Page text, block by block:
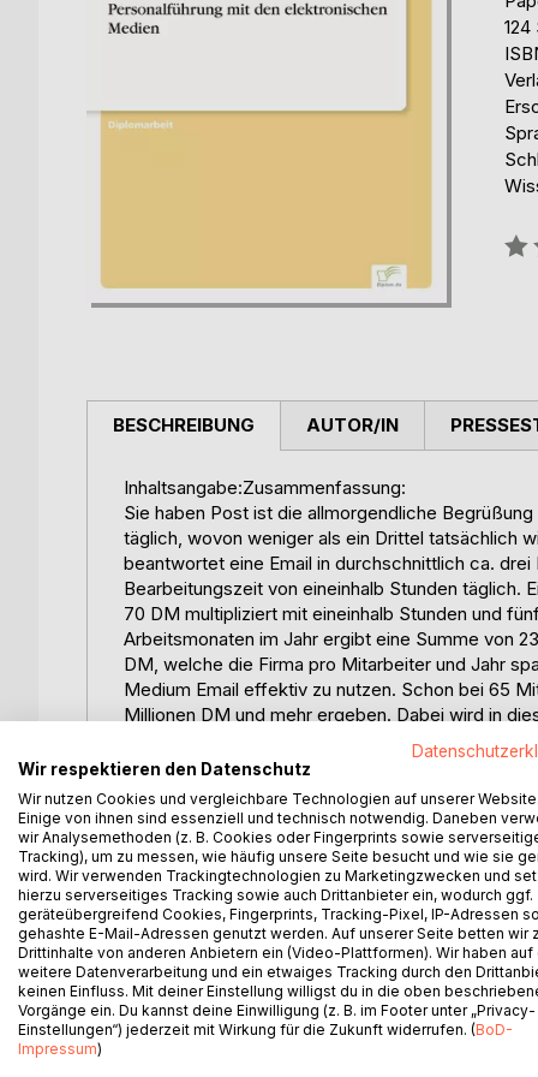
124
BESCHREIBUNG
Inhaltsangabe:Zusammenfassung:
Sie haben Post ist die allmorgendliche
täglich, wovon weniger als ein Drittel tatsächlich
beantwortet eine Email in durchschnittlich ca.
Bearbeitungszeit von eineinhalb Stunden täglich.
70 DM multipliziert mit eineinhalb Stunden und
Arbeitsmonaten im Jahr ergibt eine Summe von
DM, welche die Firma pro Mitarbeiter und Jahr
Medium Email effektiv zu nutzen. Schon bei 65
Millionen DM und mehr ergeben. Dabei wird in
berücksichtigt. Intranet- oder Internet-
nicht nur Kostenvorteile, sondern auch
Intranet sind nur zwei Folgen von dem allgemein
Mitarbeiter wissen wann und wie sie diese
sollen. Ihnen fehlt sowohl die Medienkompetenz,
Umfeld. Firmen scheitern an der Aufgabe
verzerrt und die Personalführung steht vor
leisten E-Medien keinen Beitrag zum
daß es menschliche, nicht technologische
stehen. Nicht die Firma ist zukunftsfähig, die auf
diese Technik effektiv nutzt, hat den
Gang der Untersuchung:
Die Grundannahme meiner Diplomarbeit ist, daß
Firmen zum Großteil uneffektiv erfolgen, d.h. sie
AUTOR/IN
Wir respektieren den Datenschutz
Wir nutzen Cookies und vergleichbare Technologien auf unserer Website.
Einige von ihnen sind essenziell und technisch notwendig. Daneben
wir Analysemethoden (z. B. Cookies oder Fingerprints sowie
Tracking), um zu messen, wie häufig unsere Seite besucht und wie sie
wird. Wir verwenden Trackingtechnologien zu Marketingzwecken und
hierzu serverseitiges Tracking sowie auch Drittanbieter ein, wodurch ggf.
geräteübergreifend Cookies, Fingerprints, Tracking-Pixel, IP-Adressen
gehashte E-Mail-Adressen genutzt werden. Auf unserer Seite betten wir
Drittinhalte von anderen Anbietern ein (Video-Plattformen). Wir haben auf
weitere Datenverarbeitung und ein etwaiges Tracking durch den
keinen Einfluss. Mit deiner Einstellung willigst du in die oben
Vorgänge ein. Du kannst deine Einwilligung (z. B. im Footer unter „Privacy-
Einstellungen“) jederzeit mit Wirkung für die Zukunft widerrufen. (BoD-
Impressum)